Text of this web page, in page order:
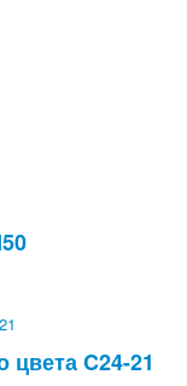
C24-21